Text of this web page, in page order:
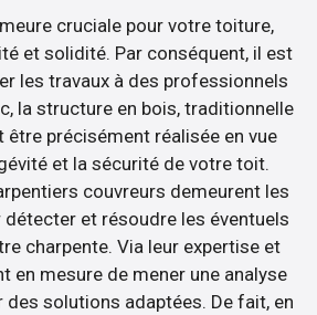
cruciale pour votre toiture,
et solidité. Par conséquent, il est
les travaux à des professionnels
la structure en bois, traditionnelle
être précisément réalisée en vue
et la sécurité de votre toit.
couvreurs demeurent les
détecter et résoudre les éventuels
charpente. Via leur expertise et
en mesure de mener une analyse
des solutions adaptées. De fait, en